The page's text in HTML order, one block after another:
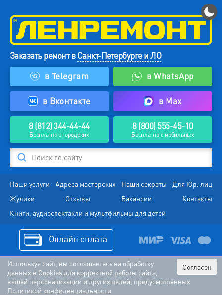
Заказать ремонт вСанкт-Петербурге и ЛО
в Telegram
в WhatsApp
в Вконтакте в Max
8 (812) 344-44-44
Бесплатно с городских
8 (800) 555-45-10
Бесплатно с мобильных
Поиск по сайту
Наши услуги Адреса мастерских Наши секреты
Для Юр. лиц
Жулики
Отзывы Вакансии
Контакты
Книги, аудиоспектакли и мультфильмы для детей
Онлайн оплата
Согласен
Используя сайт, вы соглашаетесь на обработку
данных в Cookies для корректной работы сайта,
вашей персонализации и других целей, предусмотренных
Политикой конфиденциальности